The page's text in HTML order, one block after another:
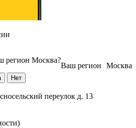
Москва
Ваш регион
регион Москва?
переулок д. 13